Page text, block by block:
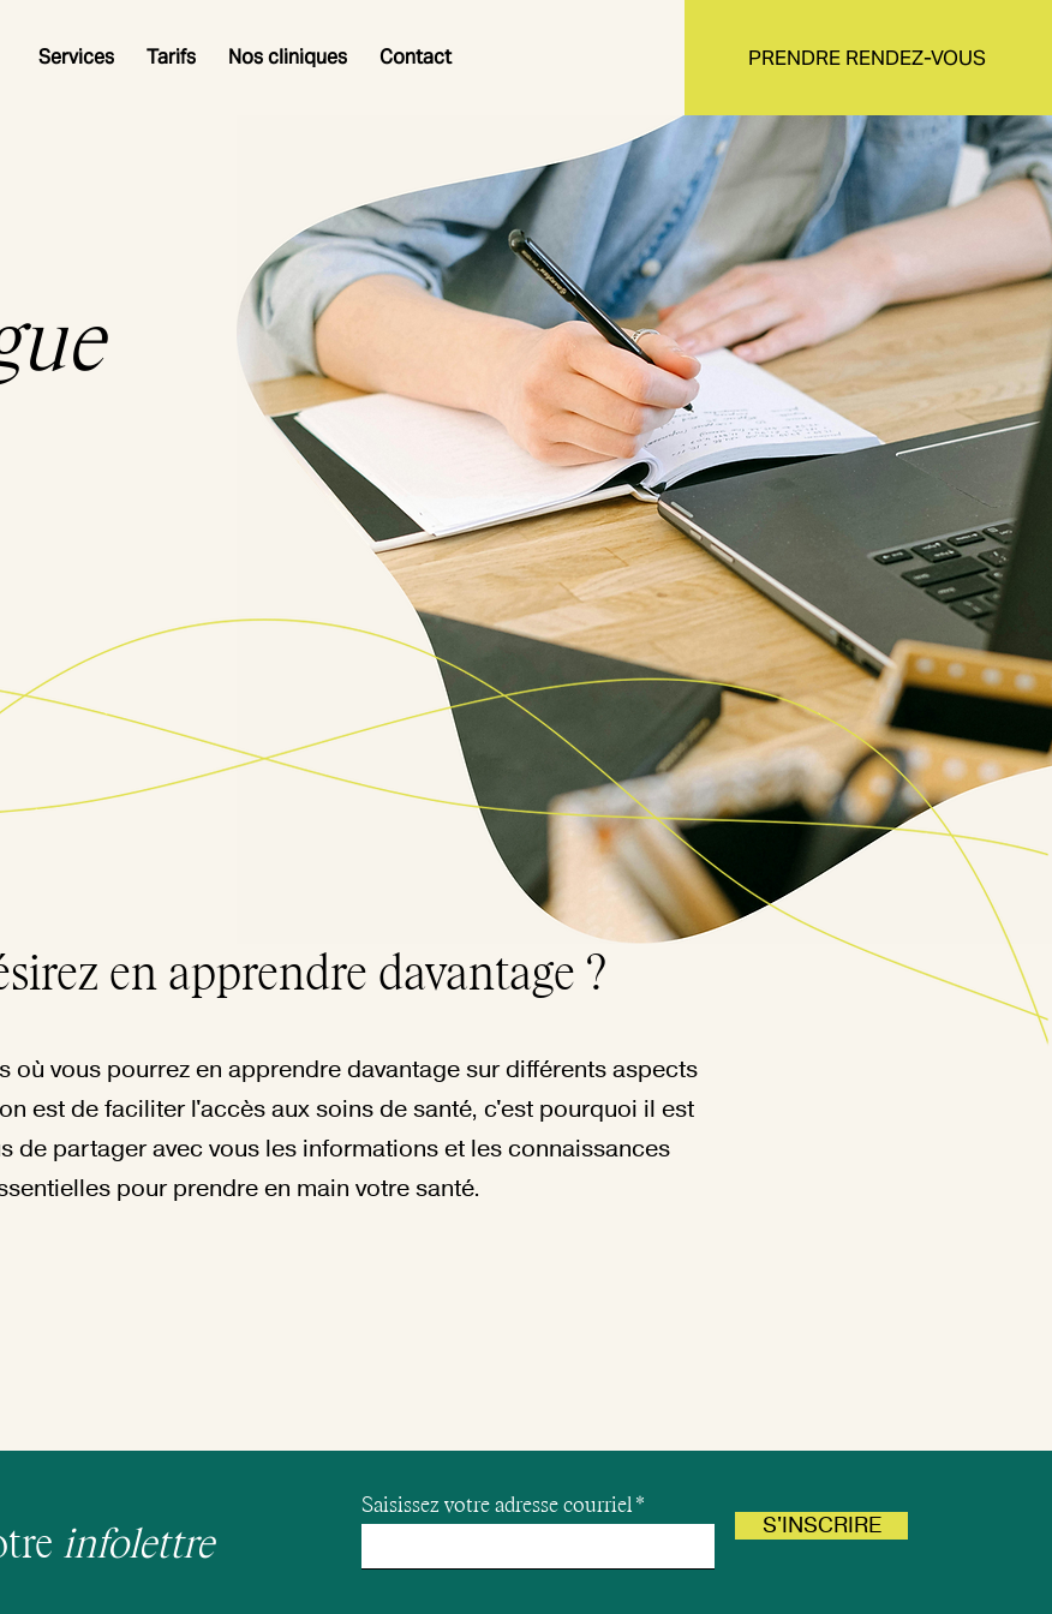
Services Tarifs Nos cliniques Contact PRENDRE RENDEZ-VOUS
en apprendre davantage ?
où vous pourrez en apprendre davantage sur différents aspects
est de faciliter l'accès aux soins de santé, c'est pourquoi il est
de partager avec vous les informations et les connaissances
pour prendre en main votre santé.
infolettre
Saisissez votre adresse courriel
S'INSCRIRE